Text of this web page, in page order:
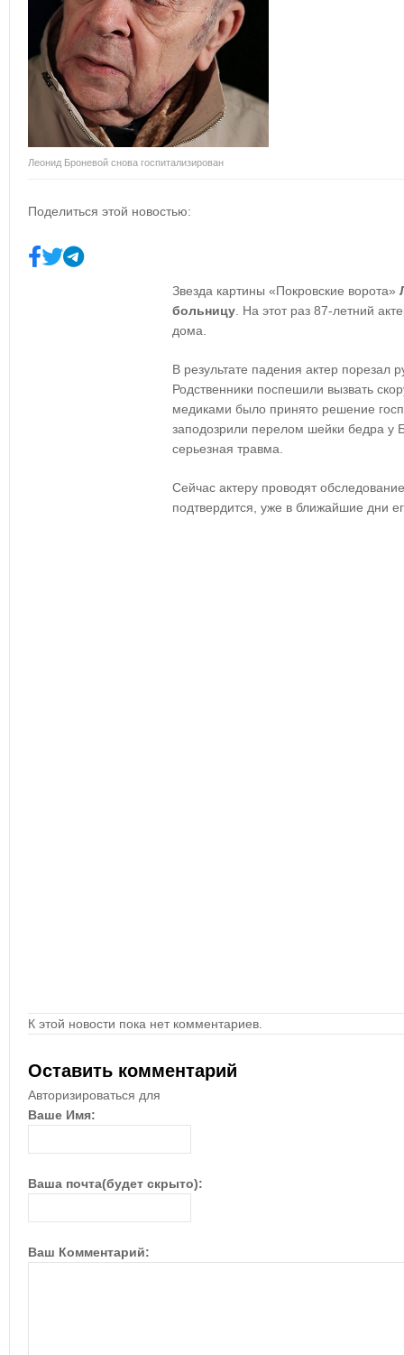
Леонид Броневой снова госпитализирован
Поделиться этой новостью:
Звезда картины «Покровские ворота»
больницу . На этот раз 87-летний
дома.
В результате падения актер порезал
Родственники поспешили вызвать
медиками было принято решение
заподозрили перелом шейки бедра у
серьезная травма.
Сейчас актеру проводят
подтвердится, уже в ближайшие дни
К этой новости пока нет комментариев.
Оставить комментарий
Авторизироваться для
Ваше Имя:
Ваша почта(будет скрыто):
Ваш Комментарий: